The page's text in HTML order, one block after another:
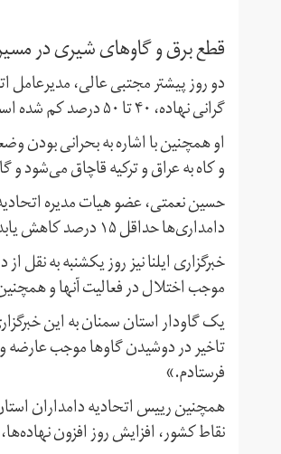
قطع برق و گاوهای شیری در
دو روز پیشتر مجتبی عالی،
گرانی نهاده، ۴۰ تا ۵۰ درصد کم شده است.
او همچنین با اشاره به بحرانی بودن
و کاه به عراق و ترکیه قاچاق می‌شود و
حسین نعمتی، عضو هیات مدیره
دامداری‌ها حداقل ۱۵ درصد کاهش یابد.
خبرگزاری ایلنا نیز روز یکشنبه به
موجب اختلال در فعالیت آنها و
یک گاودار استان سمنان به این
تاخیر در دوشیدن گاوها موجب عارضه
فرستادم.»
همچنین رییس اتحادیه دامداران
نقاط کشور، افزایش روز افزون